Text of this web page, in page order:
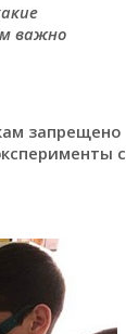
важно
запрещено
с